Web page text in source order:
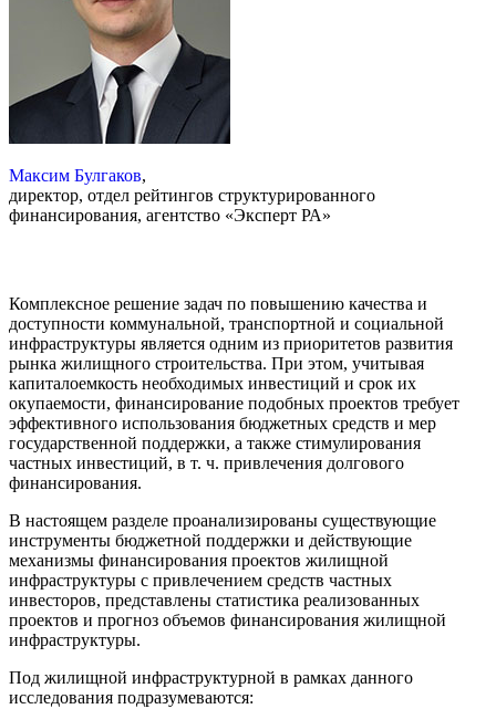
Максим Булгаков,
директор, отдел рейтингов структурированного
финансирования, агентство «Эксперт РА»
Комплексное решение задач по повышению качества и
доступности коммунальной, транспортной и социальной
инфраструктуры является одним из приоритетов развития
рынка жилищного строительства. При этом, учитывая
капиталоемкость необходимых инвестиций и срок их
окупаемости, финансирование подобных проектов требует
эффективного использования бюджетных средств и мер
государственной поддержки, а также стимулирования
частных инвестиций, в т. ч. привлечения долгового
финансирования.
В настоящем разделе проанализированы существующие
инструменты бюджетной поддержки и действующие
механизмы финансирования проектов жилищной
инфраструктуры с привлечением средств частных
инвесторов, представлены статистика реализованных
проектов и прогноз объемов финансирования жилищной
инфраструктуры.
Под жилищной инфраструктурной в рамках данного
исследования подразумеваются: